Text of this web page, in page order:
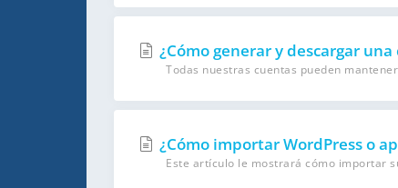
¿Cómo generar y descargar
Todas nuestras cuentas pueden
¿Cómo importar WordPress o
Este artículo le mostrará cómo importar